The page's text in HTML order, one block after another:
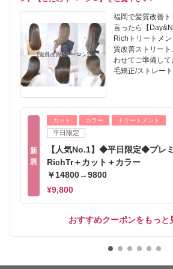
福岡で髪質改善ト
言ったら【
Richトリートメ
質改善ストリー
わせてご準備し
毛矯正/ストレート
新
規
カット カラー トリートメント
平日限定
【人気No.1】◆平日限定◆プレ
RichTr＋カット＋カラー
￥14800→9800
¥9,800
おすすめクーポンをもっと